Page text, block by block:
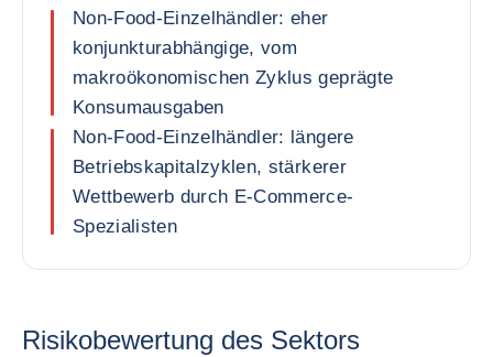
Non-Food-Einzelhändler: eher
konjunkturabhängige, vom
makroökonomischen Zyklus geprägte
Konsumausgaben
Non-Food-Einzelhändler: längere
Betriebskapitalzyklen, stärkerer
Wettbewerb durch E-Commerce-
Spezialisten
Risikobewertung des Sektors